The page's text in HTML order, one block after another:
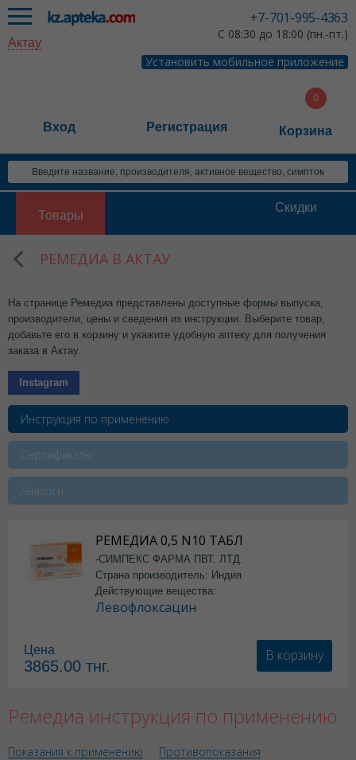
+7-701-995-4363
С 08:30 до 18:00 (пн.-пт.)
Установить мобильное приложение
Актау
Вход Регистрация Корзина
Товары
Скидки
РЕМЕДИА В АКТАУ
На странице Ремедиа представлены доступные формы выпуска,
производители, цены и сведения из инструкции. Выберите товар,
добавьте его в корзину и укажите удобную аптеку для получения
заказа в Актау.
Instagram
Инструкция по применению
Сертификаты
Аналоги
РЕМЕДИА 0,5 N10 ТАБЛ
-СИМПЕКС ФАРМА ПВТ. ЛТД.
Страна производитель: Индия
Действующие вещества:
Левофлоксацин
Цена
3865.00 тнг.
В корзину
Ремедиа инструкция по применению
Показания к применению Противопоказания